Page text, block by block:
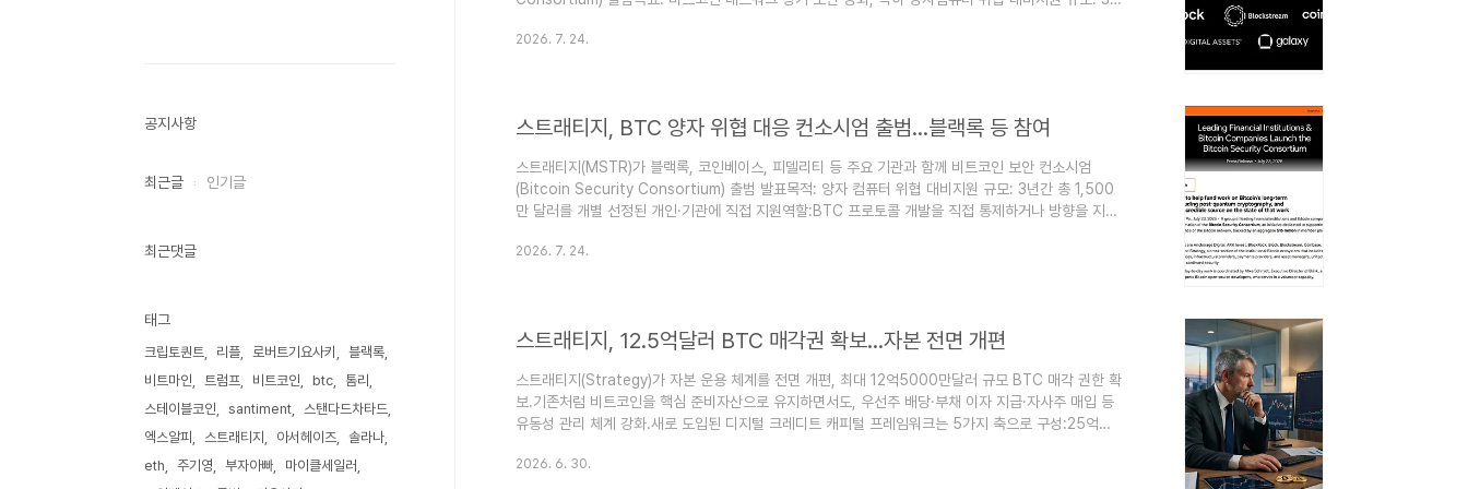
직접 운용하거나 프로토콜 개발 방향을 결정하지 않음각 기업이 독립적으로 개발자·연구자를 지원투자
2026. 7. 24.
스트래티지, BTC 양자 위협 대응 컨소시엄 출범...블랙록 등 참여
스트래티지(MSTR)가 블랙록, 코인베이스, 피델리티 등 주요 기관과 함께 비트코인 보안 컨소시엄
(Bitcoin Security Consortium) 출범 발표목적: 양자 컴퓨터 위협 대비지원 규모: 3년간 총 1,500
만 달러를 개별 선정된 개인·기관에 직접 지원역할:BTC 프로토콜 개발을 직접 통제하거나 방향을 지시
인 생태계의 장기적 보안 강화를 위해 자금을 지원하고 정보 제공을 담당하는 독립적 협력체로 출범한
2026. 7. 24.
스트래티지, 12.5억달러 BTC 매각권 확보…자본 전면 개편
스트래티지(Strategy)가 자본 운용 체계를 전면 개편, 최대 12억5000만달러 규모 BTC 매각 권한 확
보.기존처럼 비트코인을 핵심 준비자산으로 유지하면서도, 우선주 배당·부채 이자 지급·자사주 매입 등
유동성 관리 체계 강화.새로 도입된 디지털 크레디트 캐피털 프레임워크는 5가지 축으로 구성:25억
자사주 매입BTC 현금화 프로그램BTC 매각은 필수 의무가 아닌 선택권으로, 필요 시 유동성·세금·회
2026. 6. 30.
공지사항
최근글 인기글
최근댓글
태그
크립토퀀트 리플 로버트기요사키
블랙록
비트마인
트럼프 비트코인 btc
톰리
스테이블코인
santiment
스탠다드차타드
엑스알피
스트래티지 아서헤이즈
솔라나
eth
주기영 부자아빠
마이클세일러